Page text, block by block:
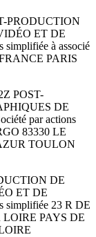
PRODUCTION
ET DE
à associé
PARIS
POST-
DE
par actions
83330 LE
TOULON
DE
ET DE
simplifiée 23 R DE
PAYS DE